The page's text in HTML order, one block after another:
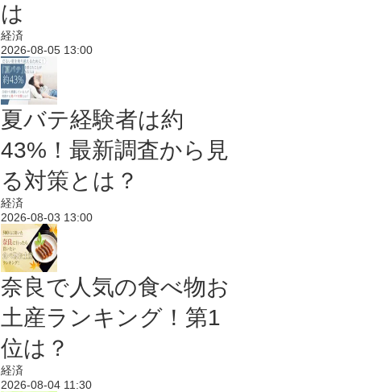
は
経済
2026-08-05 13:00
夏バテ経験者は約
43%！最新調査から見
る対策とは？
経済
2026-08-03 13:00
奈良で人気の食べ物お
土産ランキング！第1
位は？
経済
2026-08-04 11:30